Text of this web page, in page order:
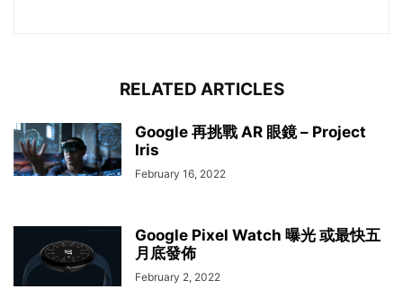
RELATED ARTICLES
Google 再挑戰 AR 眼鏡 – Project
Iris
February 16, 2022
Google Pixel Watch 曝光 或最快五
月底發佈
February 2, 2022